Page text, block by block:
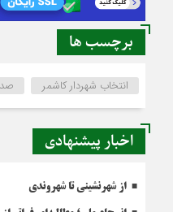
برچسب ها
انتخاب شهردار کاشمر
اخبار پیشنهادی
از شهرنشینی تا شهروندی